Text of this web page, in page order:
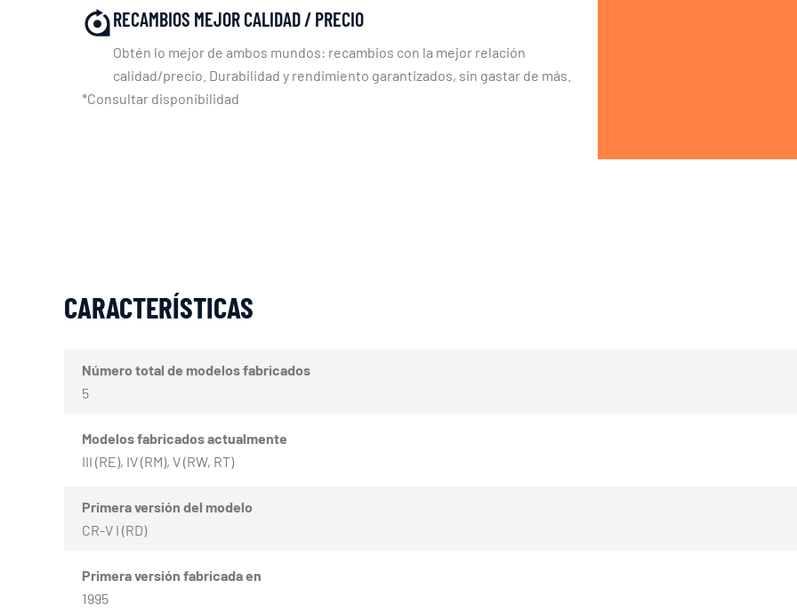
RECAMBIOS MEJOR CALIDAD / PRECIO
Obtén lo mejor de ambos mundos: recambios con la mejor relación
calidad/precio. Durabilidad y rendimiento garantizados, sin gastar de más.
*Consultar disponibilidad
CARACTERÍSTICAS
Número total de modelos fabricados
5
Modelos fabricados actualmente
III (RE), IV (RM), V (RW, RT)
Primera versión del modelo
CR-V I (RD)
Primera versión fabricada en
1995